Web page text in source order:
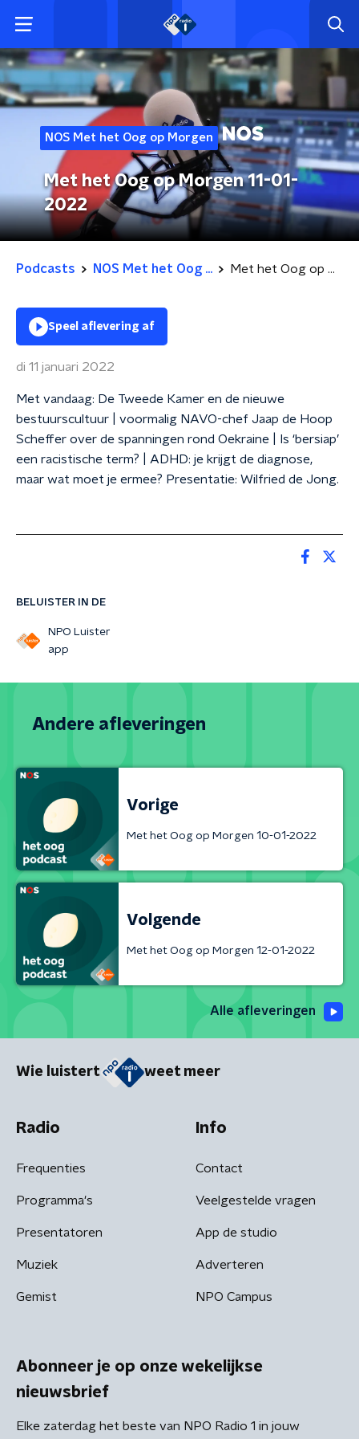
NOS Met het Oog op Morgen
Met het Oog op Morgen 11-01-
2022
Podcasts NOS Met het Oog ... Met het Oog op Morgen 11-01-2022
BELUISTER IN DE
NPO Luister
app
Speel aflevering af
di 11 januari 2022
Met vandaag: De Tweede Kamer en de nieuwe
bestuurscultuur | voormalig NAVO-chef Jaap de Hoop
Scheffer over de spanningen rond Oekraine | Is ‘bersiap’
een racistische term? | ADHD: je krijgt de diagnose,
maar wat moet je ermee? Presentatie: Wilfried de Jong.
Andere afleveringen
Vorige
Met het Oog op Morgen 10-01-2022
Volgende
Met het Oog op Morgen 12-01-2022
Alle afleveringen
Wie luistert weet meer
Radio
Frequenties
Programma's
Presentatoren
Muziek
Gemist
Info
Contact
Veelgestelde vragen
App de studio
Adverteren
NPO Campus
Abonneer je op onze wekelijkse
nieuwsbrief
Elke zaterdag het beste van NPO Radio 1 in jouw